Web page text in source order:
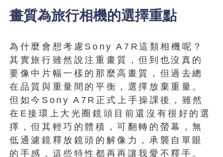
畫質為旅行相機的選擇重點
為什麼會想考慮Sony A7R這類相機呢？
其實旅行雖然說注重畫質，但到也沒真的
要像中片幅一樣的那麼高畫質，但過去總
在品質與重量間的平衡，選擇放棄重量。
但如今Sony A7R正式上手操課後，雖然
在E接環上大光圈鏡頭目前還沒有很好的選
擇，但其輕巧的體積，可翻轉的螢幕，無
低通濾鏡釋放鏡頭的解像力，承襲自單眼
的手感，這些特性都再再讓我愛不釋手。